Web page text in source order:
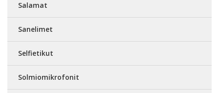
Salamat
Sanelimet
Selfietikut
Solmiomikrofonit